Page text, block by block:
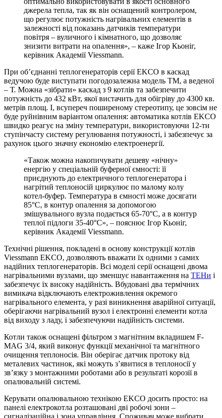
джерела тепла, так як він оснащений контролером,
що регулює потужність нагрівальних елементів в
залежності від показань датчиків температури
повітря – вуличного і кімнатного, що дозволяє
знизити витрати на опалення», – каже Ігор Кьоніг,
керівник Академії Viessmann.
При об’єднанні теплогенераторів серії EKCO в каскад
ведучою буде виступати погодозалежна модель ТМ, а веденої
– Т. Можна «зібрати» каскад з 9 котлів та забезпечити
потужність до 432 кВт, якої вистачить для обігріву до 4300 кв.
метрів площ. І, всупереч поширеному стереотипу, це зовсім не
буде руйнівним варіантом опалення: автоматика котлів EKCO
швидко реагує на зміну температури, використовуючи 12-ти
ступінчасту систему регулювання потужності, і забезпечує за
рахунок цього значну економію електроенергії.
«Також можна накопичувати дешеву «нічну»
енергію у спеціальній буферної ємності: її
приєднують до електричного теплогенератора і
нагрітий теплоносій циркулює по малому колу
котел-буфер. Температура в ємності може досягати
85°С, в контур опалення за допомогою
змішувального вузла подається 65-70°С, а в контур
теплої підлоги 35-40°С», – пояснює Ігор Кьоніг,
керівник Академії Viessmann.
Технічні рішення, покладені в основу конструкції котлів
Viessmann EKCO, дозволяють вважати їх одними з самих
надійних теплогенераторів. Всі моделі серії оснащені двома
нагрівальними вузлами, що зменшує навантаження на ТЕНи і
забезпечує їх високу надійність. Вбудовані два термічних
вимикача відключають електроживлення окремого
нагрівального елемента, у разі виникнення аварійної ситуації,
оберігаючи нагрівальний вузол і електронні елементи котла
від виходу з ладу, і забезпечуючи надійність системи.
Котли також оснащені фільтром з магнітним вкладишем F-
MAG 3/4, який виконує функції механічної та магнітного
очищення теплоносія. Він оберігає датчик протоку від
металевих частинок, які можуть з’явитися в теплоносії у
зв’язку з монтажними роботами або в результаті корозії в
опалювальній системі.
Керувати опалювальною технікою EKCO досить просто: на
панелі електрокотла розташовані дві робочі зони –
сигналізаційна і зона управління. Споживач може вибрати